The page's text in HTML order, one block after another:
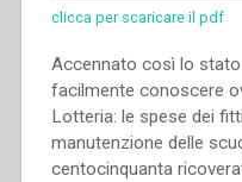
clicca per scaricare il pdf
Accennato così lo
facilmente conoscere
Lotteria: le spese dei
manutenzione delle
centocinquanta